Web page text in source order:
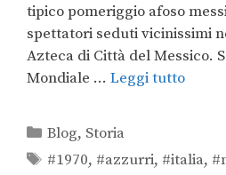
tipico pomeriggio afoso
spettatori seduti vicinissimi
Azteca di Città del Messico.
Mondiale … Leggi tutto
Blog, Storia
#1970, #azzurri, #italia,